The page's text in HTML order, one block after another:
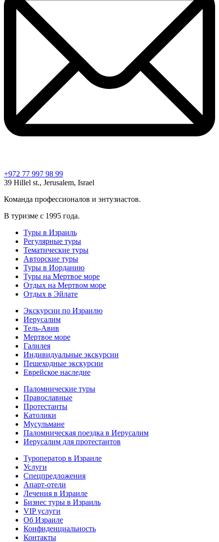
+972 77 997 98 99
39 Hillel st., Jerusalem, Israel
Команда профессионалов и энтузиастов.
В туризме с 1995 года.
Туры в Израиль
Регулярные туры
Тематические туры
Авторские туры
Туры в Иорданию
Туры на Мертвое море
Отдых на Мертвом море
Отдых в Эйлате
Экскурсии по Израилю
Иерусалим
Тель-Авив
Мертвое море
Галилея
Индивидуальные экскурсии
Пешеходные экскурсии
Еврейское наследие
Паломнические туры
Православные
Протестанты
Католики
Мусульмане
Паломническая поездка в Иерусалим
Иерусалим для протестантов
Туроператор в Израиле
Услуги
Спецпредложения
Апарт-отели
Лечения в Израиле
Бизнес туры в Израиль
VIP услуги
Об Израиле
Конфиденциальность
Контакты